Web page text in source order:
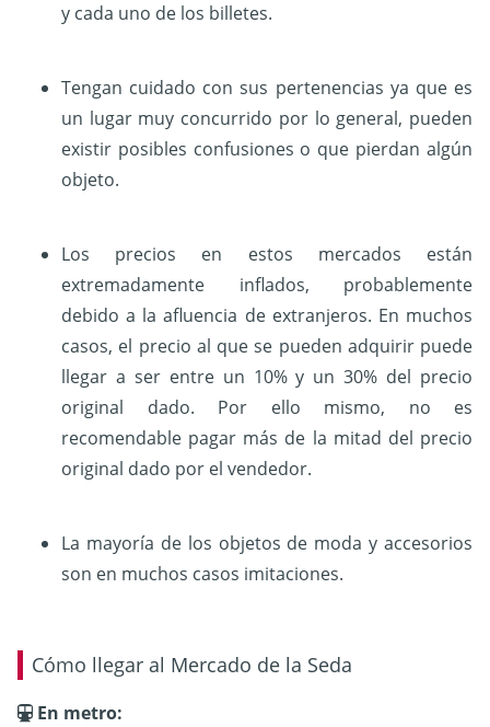
y cada uno de los billetes.
Tengan cuidado con sus pertenencias ya que es
un lugar muy concurrido por lo general, pueden
existir posibles confusiones o que pierdan algún
objeto.
Los precios en estos mercados están
extremadamente inflados, probablemente
debido a la afluencia de extranjeros. En muchos
casos, el precio al que se pueden adquirir puede
llegar a ser entre un 10% y un 30% del precio
original dado. Por ello mismo, no es
recomendable pagar más de la mitad del precio
original dado por el vendedor.
La mayoría de los objetos de moda y accesorios
son en muchos casos imitaciones.
Cómo llegar al Mercado de la Seda
En metro: